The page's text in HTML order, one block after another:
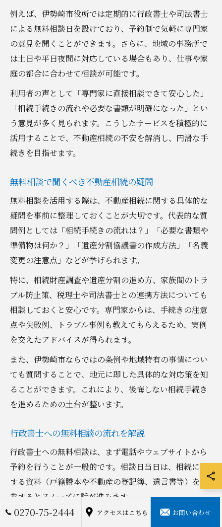
例えば、伊勢崎市役所では定期的に行政書士や司法書士
による無料相談日を設けており、予約制で気軽に専門家
の意見を聞くことができます。さらに、地域の事務所で
は土日や平日夜間に対応している場合もあり、仕事や家
庭の都合に合わせて相談が可能です。
利用者の声として「専門家に直接相談できて安心した」
「相続手続きの流れや必要な書類が明確になった」とい
う意見が多く見られます。こうしたサービスを積極的に
活用することで、不動産相続の不安を解消し、円滑な手
続きを目指せます。
無料相談で聞くべき不動産相続の疑問
無料相談を活用する際は、不動産相続に関する具体的な
疑問を事前に整理しておくことが大切です。代表的な質
問例としては「相続手続きの流れは？」「必要な書類や
準備物は何か？」「遺産分割協議書の作成方法」「名義
変更の注意点」などが挙げられます。
特に、相続財産調査や遺産分割の進め方、家族間のトラ
ブル防止策、税理士や司法書士との連携方法についても
相談しておくと安心です。専門家からは、手続きの注意
点や失敗例、トラブル事例も教えてもらえるため、実例
を交えたアドバイスが得られます。
また、伊勢崎市ならではの条例や地域特有の事情につい
ても質問することで、地元に即した具体的な対応策を知
ることができます。これにより、後悔しない相続手続き
を進めるための土台が整います。
行政書士への無料相談の流れを解説
行政書士への無料相談は、まず電話やウェブサイトから
予約を行うことが一般的です。相談日当日は、相続に関
する資料（戸籍謄本や不動産の登記簿、遺言書等）を持
参するとスムーズに話が進みます。
相談時は、相続手続きの全体像や必要書類、今後の進め
0270-75-2444 アクセスはこちら お問い合わせ